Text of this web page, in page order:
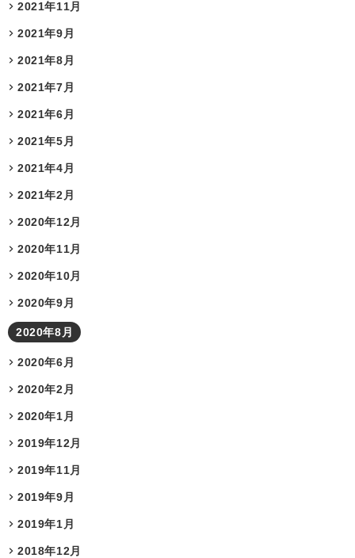
2021年11月
2021年9月
2021年8月
2021年7月
2021年6月
2021年5月
2021年4月
2021年2月
2020年12月
2020年11月
2020年10月
2020年9月
2020年8月
2020年6月
2020年2月
2020年1月
2019年12月
2019年11月
2019年9月
2019年1月
2018年12月